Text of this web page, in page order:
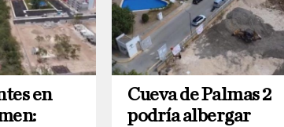
en
Cueva de Palmas 2
podría albergar